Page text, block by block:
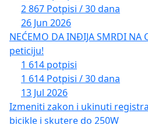
2 867 Potpisi / 30 dana
26 Jun 2026
NEĆEMO DA INĐIJA SMRDI NA
peticiju!
1 614 potpisi
1 614 Potpisi / 30 dana
13 Jul 2026
Izmeniti zakon i ukinuti
bicikle i skutere do 250W